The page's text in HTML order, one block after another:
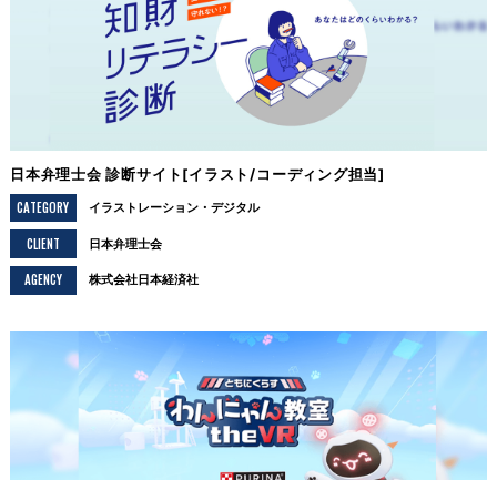
日本弁理士会 診断サイト[イラスト/コーディング担当]
CATEGORY
イラストレーション デジタル
CLIENT 日本弁理士会
AGENCY 株式会社日本経済社